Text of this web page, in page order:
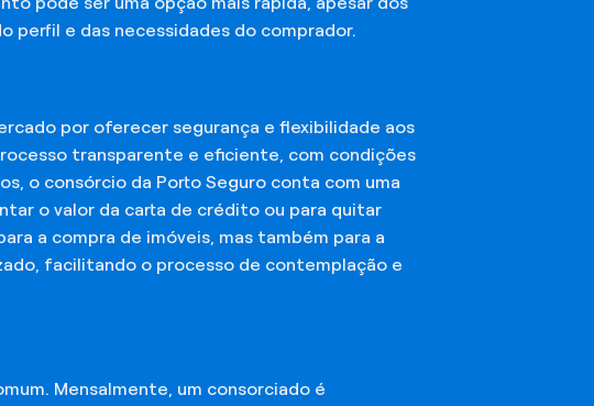
perfil e das necessidades do comprador.
por oferecer segurança e flexibilidade aos
transparente e eficiente, com condições
o consórcio da Porto Seguro conta com uma
o valor da carta de crédito ou para quitar
a compra de imóveis, mas também para a
facilitando o processo de contemplação e
Mensalmente, um consorciado é